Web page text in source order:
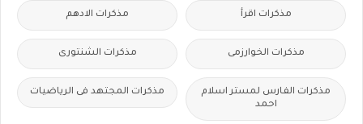
مذكرات اقرأ مذكرات الادهم
مذكرات الخوارزمى مذكرات الشنتورى
مذكرات الفارس لمستر اسلام
احمد
مذكرات المجتهد فى الرياضيات